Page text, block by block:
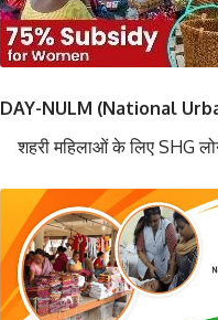
DAY-NULM (National
शहरी महिलाओं के लिए SHG